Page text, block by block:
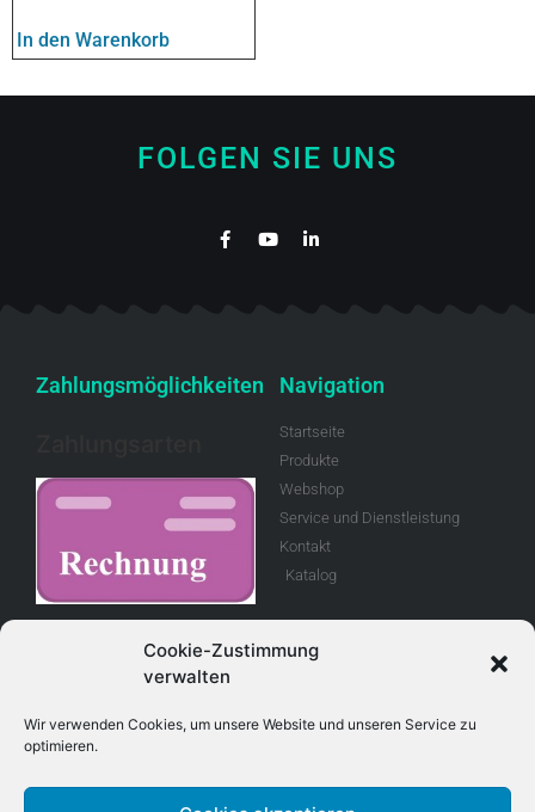
Cookie-Zustimmung
verwalten
Wir verwenden Cookies, um unsere Website und unseren Service zu
optimieren.
In den Warenkorb
FOLGEN SIE UNS
Zahlungsmöglichkeiten
Geschäftsbedingungen
Retouren
Navigation
Startseite
Produkte
Webshop
Service und Dienstleistung
Kontakt
Katalog